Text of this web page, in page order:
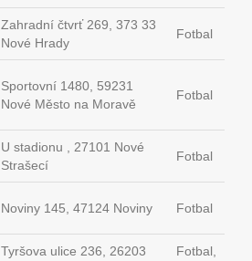
Zahradní čtvrť 269, 373 33
Nové Hrady
Fotbal
Sportovní 1480, 59231
Nové Město na Moravě
Fotbal
U stadionu , 27101 Nové
Strašecí
Fotbal
Noviny 145, 47124 Noviny Fotbal
Tyršova ulice 236, 26203
Fotbal,